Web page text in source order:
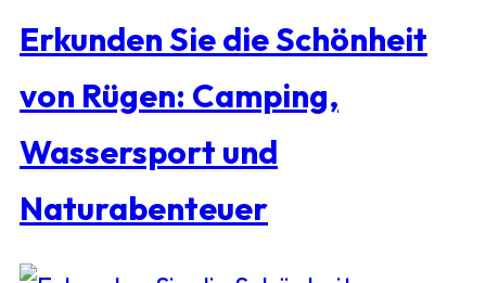
Erkunden Sie die Schönheit
von Rügen: Camping,
Wassersport und
Naturabenteuer